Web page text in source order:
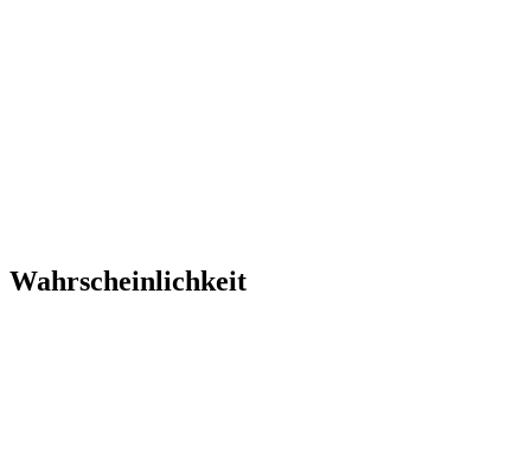
Wahrscheinlichkeit